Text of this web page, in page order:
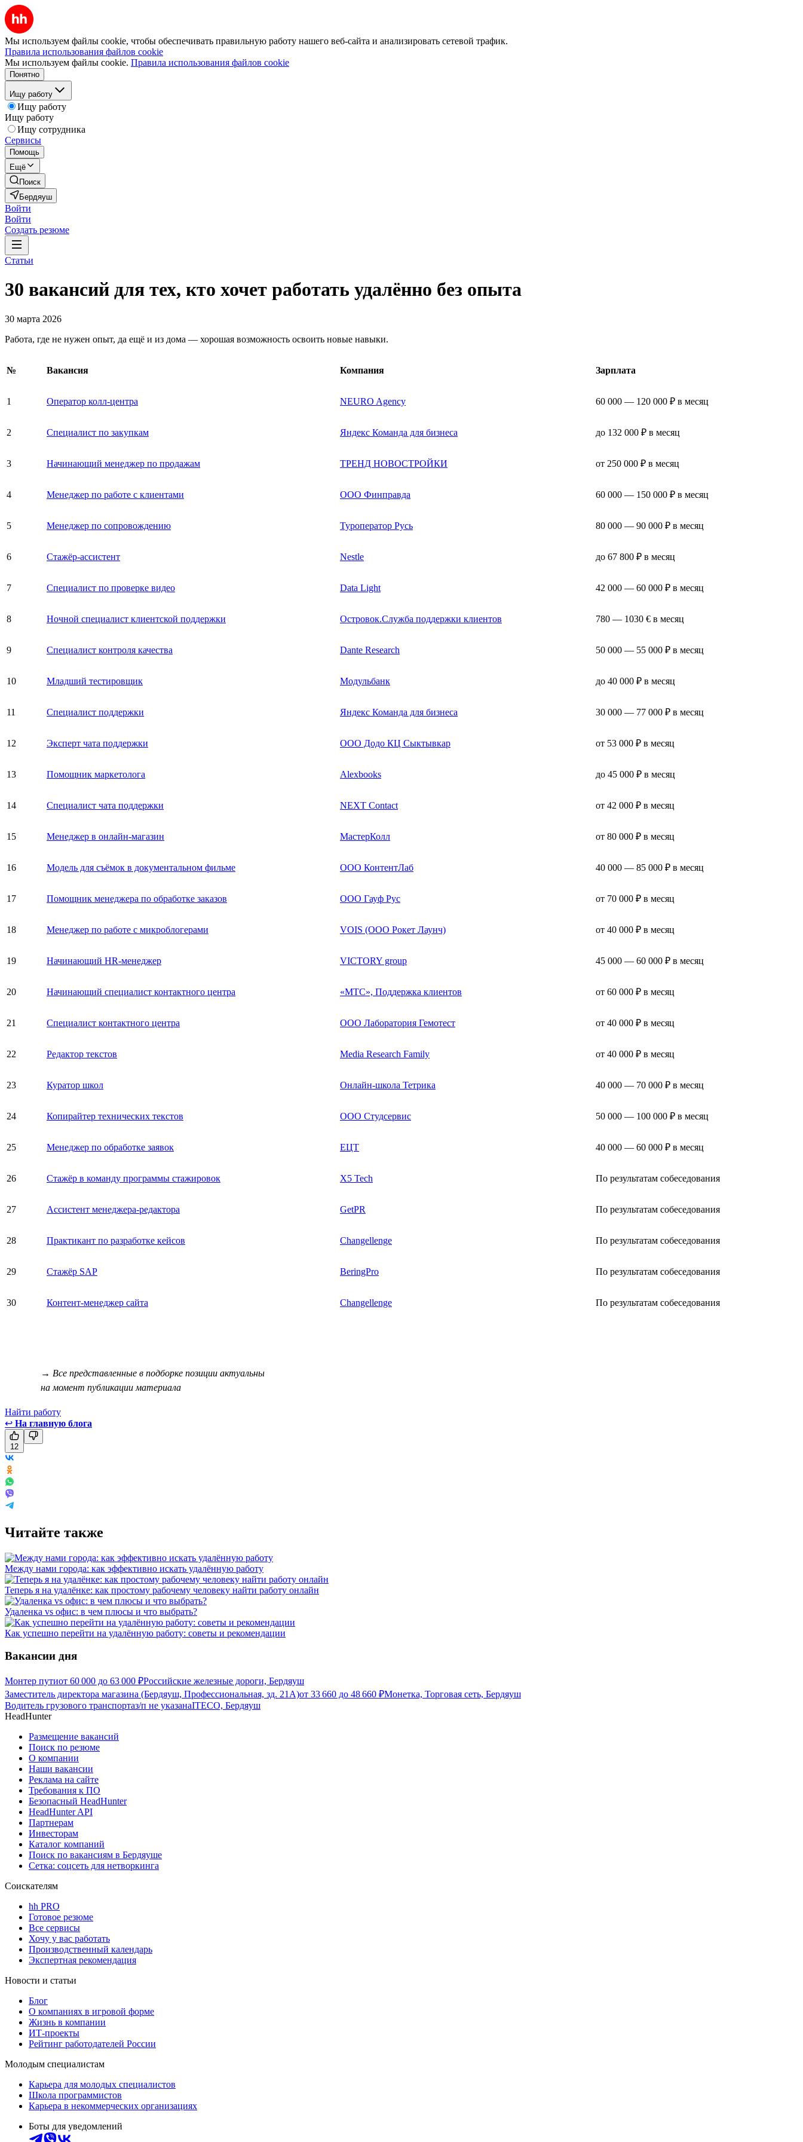
Мы используем файлы cookie, чтобы обеспечивать правильную работу нашего веб-сайта и анализировать сетевой трафик.
Правила использования файлов cookie
Мы используем файлы cookie. Правила использования файлов cookie
Понятно
Ищу работу
Ищу работу
Ищу работу
Ищу сотрудника
Сервисы
Помощь
Ещё
Поиск
Бердяуш
Войти
Войти
Создать резюме
Статьи
30 вакансий для тех, кто хочет работать удалённо без опыта
30 марта 2026
Работа, где не нужен опыт, да ещё и из дома — хорошая возможность освоить новые навыки.
№ Вакансия Компания Зарплата
1 Оператор колл-центра NEURO Agency 60 000 — 120 000 ₽ в месяц
2 Специалист по закупкам Яндекс Команда для бизнеса до 132 000 ₽ в месяц
3 Начинающий менеджер по продажам ТРЕНД НОВОСТРОЙКИ от 250 000 ₽ в месяц
4 Менеджер по работе с клиентами ООО Финправда 60 000 — 150 000 ₽ в месяц
5 Менеджер по сопровождению Туроператор Русь 80 000 — 90 000 ₽ в месяц
6 Стажёр-ассистент Nestle до 67 800 ₽ в месяц
7 Специалист по проверке видео Data Light 42 000 — 60 000 ₽ в месяц
8 Ночной специалист клиентской поддержки Островок.Служба поддержки клиентов 780 — 1030 € в месяц
9 Специалист контроля качества Dante Research 50 000 — 55 000 ₽ в месяц
10 Младший тестировщик Модульбанк до 40 000 ₽ в месяц
11 Специалист поддержки Яндекс Команда для бизнеса 30 000 — 77 000 ₽ в месяц
12 Эксперт чата поддержки ООО Додо КЦ Сыктывкар от 53 000 ₽ в месяц
13 Помощник маркетолога Alexbooks до 45 000 ₽ в месяц
14 Специалист чата поддержки NEXT Contact от 42 000 ₽ в месяц
15 Менеджер в онлайн-магазин МастерКолл от 80 000 ₽ в месяц
16 Модель для съёмок в документальном фильме ООО КонтентЛаб 40 000 — 85 000 ₽ в месяц
17 Помощник менеджера по обработке заказов ООО Гауф Рус от 70 000 ₽ в месяц
18 Менеджер по работе с микроблогерами VOIS (ООО Рокет Лаунч) от 40 000 ₽ в месяц
19 Начинающий HR-менеджер VICTORY group 45 000 — 60 000 ₽ в месяц
20 Начинающий специалист контактного центра «МТС», Поддержка клиентов от 60 000 ₽ в месяц
21 Специалист контактного центра ООО Лаборатория Гемотест от 40 000 ₽ в месяц
22 Редактор текстов Media Research Family от 40 000 ₽ в месяц
23 Куратор школ Онлайн-школа Тетрика 40 000 — 70 000 ₽ в месяц
24 Копирайтер технических текстов ООО Студсервис 50 000 — 100 000 ₽ в месяц
25 Менеджер по обработке заявок ЕЦТ 40 000 — 60 000 ₽ в месяц
26 Стажёр в команду программы стажировок X5 Tech По результатам собеседования
27 Ассистент менеджера-редактора GetPR По результатам собеседования
28 Практикант по разработке кейсов Changellenge По результатам собеседования
29 Стажёр SAP BeringPro По результатам собеседования
30 Контент-менеджер сайта Changellenge По результатам собеседования
→ Все представленные в подборке позиции актуальны
на момент публикации материала
Найти работу
↩ На главную блога
12
Читайте также
Между нами города: как эффективно искать удалённую работу
Теперь я на удалёнке: как простому рабочему человеку найти работу онлайн
Удаленка vs офис: в чем плюсы и что выбрать?
Как успешно перейти на удалённую работу: советы и рекомендации
Вакансии дня
Монтер путиот 60 000 до 63 000 ₽Российские железные дороги, Бердяуш
Заместитель директора магазина (Бердяуш, Профессиональная, зд. 21А)от 33 660 до 48 660 ₽Монетка, Торговая сеть, Бердяуш
Водитель грузового транспортаз/п не указанаITECO, Бердяуш
HeadHunter
Размещение вакансий
Поиск по резюме
О компании
Наши вакансии
Реклама на сайте
Требования к ПО
Безопасный HeadHunter
HeadHunter API
Партнерам
Инвесторам
Каталог компаний
Поиск по вакансиям в Бердяуше
Сетка: соцсеть для нетворкинга
Соискателям
hh PRO
Готовое резюме
Все сервисы
Хочу у вас работать
Производственный календарь
Экспертная рекомендация
Новости и статьи
Блог
О компаниях в игровой форме
Жизнь в компании
ИТ-проекты
Рейтинг работодателей России
Молодым специалистам
Карьера для молодых специалистов
Школа программистов
Карьера в некоммерческих организациях
Боты для уведомлений